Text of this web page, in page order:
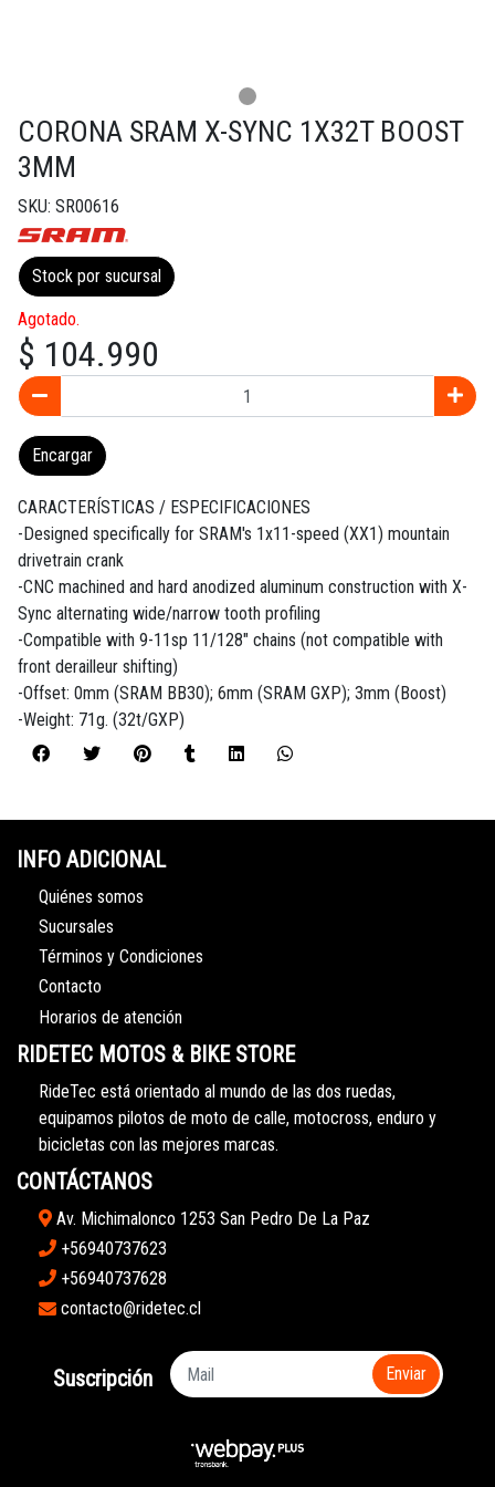
CORONA SRAM X-SYNC 1X32T BOOST
3MM
SKU: SR00616
Stock por sucursal
Agotado.
$ 104.990
Encargar
CARACTERÍSTICAS / ESPECIFICACIONES
-Designed specifically for SRAM's 1x11-speed (XX1) mountain
drivetrain crank
-CNC machined and hard anodized aluminum construction with X-
Sync alternating wide/narrow tooth profiling
-Compatible with 9-11sp 11/128" chains (not compatible with
front derailleur shifting)
-Offset: 0mm (SRAM BB30); 6mm (SRAM GXP); 3mm (Boost)
-Weight: 71g. (32t/GXP)
INFO ADICIONAL
Quiénes somos
Sucursales
Términos y Condiciones
Contacto
Horarios de atención
RIDETEC MOTOS & BIKE STORE
RideTec está orientado al mundo de las dos ruedas,
equipamos pilotos de moto de calle, motocross, enduro y
bicicletas con las mejores marcas.
CONTÁCTANOS
Av. Michimalonco 1253 San Pedro De La Paz
+56940737623
+56940737628
contacto@ridetec.cl
Suscripción Enviar